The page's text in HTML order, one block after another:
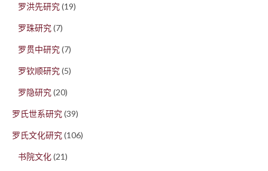
罗洪先研究(19)
罗珠研究(7)
罗贯中研究(7)
罗钦顺研究(5)
罗隐研究(20)
罗氏世系研究(39)
罗氏文化研究(106)
书院文化(21)